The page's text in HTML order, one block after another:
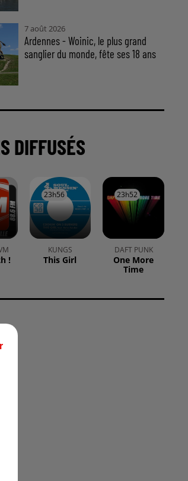
7 août 2026
Ardennes - Woinic, le plus grand
sanglier du monde, fête ses 18 ans
DIFFUSÉS
!
23h56
23h56
KUNGS
This Girl
23h52
23h52
DAFT PUNK
One More
Time